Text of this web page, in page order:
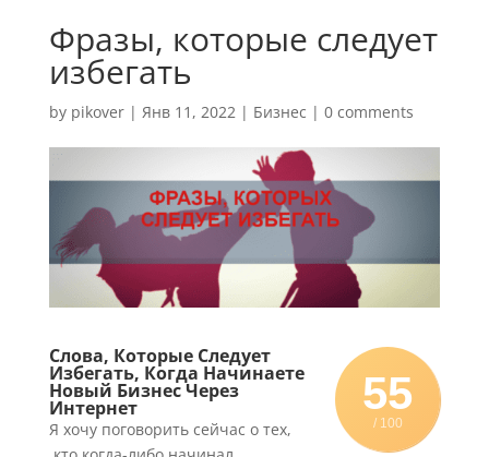
Фразы, которые следует
избегать
by pikover| Янв 11, 2022| Бизнес | 0 comments
55
/ 100
Слова, Которые Следует
Избегать, Когда Начинаете
Новый Бизнес Через
Интернет
Я хочу поговорить сейчас о тех,